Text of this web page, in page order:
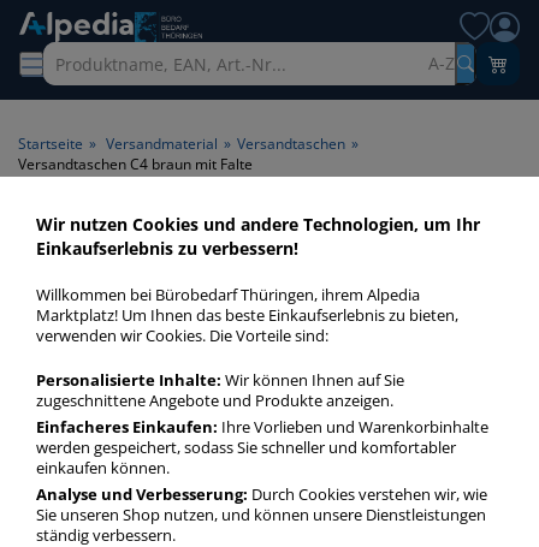
A-Z
Startseite » Versandmaterial » Versandtaschen »
Versandtaschen C4 braun mit Falte
Versandtaschen C4 braun mit
Falte > Farbe braun > Falte
mit Falte
Versandtaschen C4 braun mit Falte in bester Qualität zum
günstigen Preis. Finden Sie schnell Versandtaschen C4 braun
mit Falte mit unserer Filter-Funktion.
Versandtaschen C4 braun mit Falte
mehr Infos zur Kategorie
Wir nutzen Cookies und andere Technologien, um Ihr
Einkaufserlebnis zu verbessern!
Willkommen bei Bürobedarf Thüringen, ihrem Alpedia
Marktplatz! Um Ihnen das beste Einkaufserlebnis zu bieten,
verwenden wir Cookies. Die Vorteile sind:
Personalisierte Inhalte: Wir können Ihnen auf Sie
zugeschnittene Angebote und Produkte anzeigen.
Einfacheres Einkaufen: Ihre Vorlieben und Warenkorbinhalte
werden gespeichert, sodass Sie schneller und komfortabler
einkaufen können.
Analyse und Verbesserung: Durch Cookies verstehen wir, wie
Sie unseren Shop nutzen, und können unsere Dienstleistungen
ständig verbessern.